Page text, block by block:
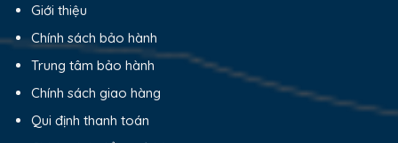
Giới thiệu
Chính sách bảo hành
Trung tâm bảo hành
Chính sách giao hàng
Qui định thanh toán